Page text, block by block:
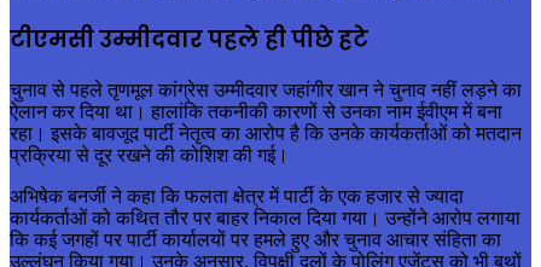
टीएमसी उम्मीदवार पहले ही पीछे हटे
चुनाव से पहले तृणमूल कांग्रेस उम्मीदवार जहांगीर खान ने चुनाव नहीं लड़ने का
ऐलान कर दिया था। हालांकि तकनीकी कारणों से उनका नाम ईवीएम में बना
रहा। इसके बावजूद पार्टी नेतृत्व का आरोप है कि उनके कार्यकर्ताओं को मतदान
प्रक्रिया से दूर रखने की कोशिश की गई।
अभिषेक बनर्जी ने कहा कि फलता क्षेत्र में पार्टी के एक हजार से ज्यादा
कार्यकर्ताओं को कथित तौर पर बाहर निकाल दिया गया। उन्होंने आरोप लगाया
कि कई जगहों पर पार्टी कार्यालयों पर हमले हुए और चुनाव आचार संहिता का
उल्लंघन किया गया। उनके अनुसार, विपक्षी दलों के पोलिंग एजेंट्स को भी बूथों